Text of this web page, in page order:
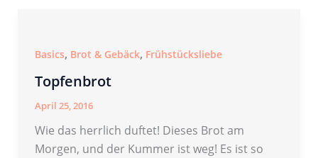
Basics, Brot & Gebäck, Frühstücksliebe
Topfenbrot
April 25, 2016
Wie das herrlich duftet! Dieses Brot am
Morgen, und der Kummer ist weg! Es ist so